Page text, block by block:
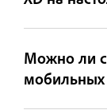
Можно ли
мобильных